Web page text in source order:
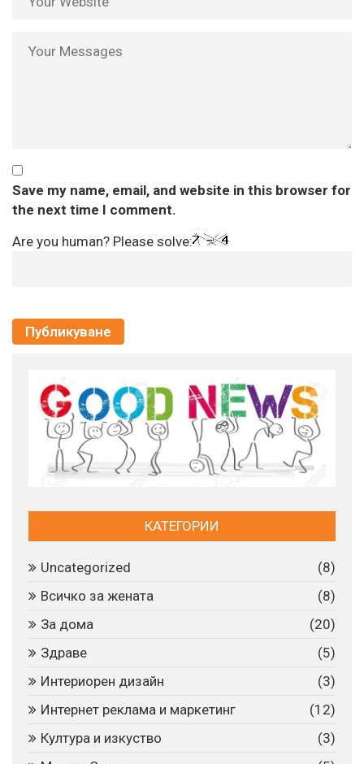
Save my name, email, and website in this browser for
the next time I comment.
Are you human? Please solve:
КАТЕГОРИИ
Uncategorized
(8)
Всичко за жената
(8)
За дома
(20)
Здраве
(5)
Интериорен дизайн
(3)
Интернет реклама и маркетинг
(12)
Култура и изкуство
(3)